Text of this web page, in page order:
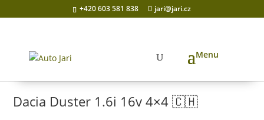
+420 603 581 838 jari@jari.cz
Domů/Prodaná auta / Dacia Duster 1.6i 16v 4×4 🇨🇭
Dacia Duster 1.6i 16v 4×4 🇨🇭